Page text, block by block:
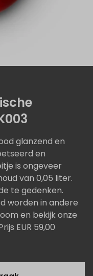
glanzend en
en
is ongeveer
van 0,05 liter.
te gedenken.
worden in andere
en bekijk onze
EUR 59,00